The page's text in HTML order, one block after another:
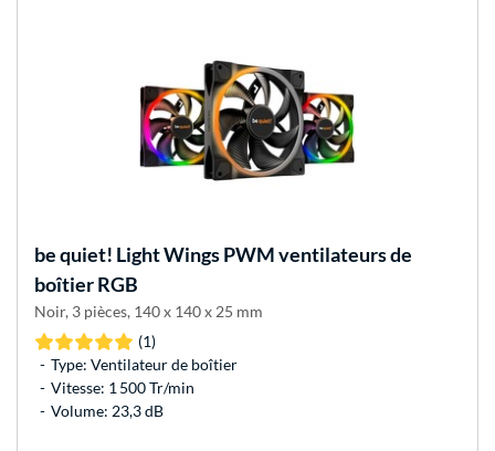
be quiet! Light Wings PWM ventilateurs de
boîtier RGB
Noir, 3 pièces, 140 x 140 x 25 mm
(1)
Type: Ventilateur de boîtier
Vitesse: 1 500 Tr/min
Volume: 23,3 dB